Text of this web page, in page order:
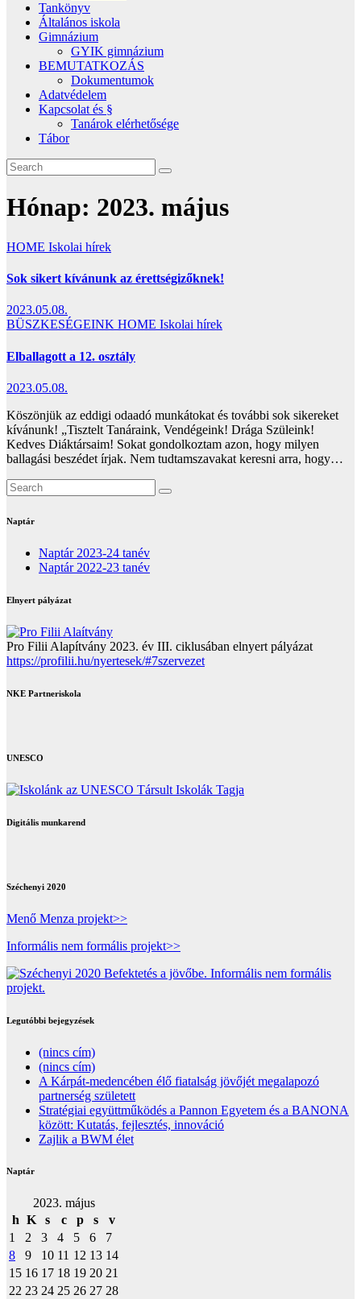
Tankönyv
Általános iskola
Gimnázium
GYIK gimnázium
BEMUTATKOZÁS
Dokumentumok
Adatvédelem
Kapcsolat és §
Tanárok elérhetősége
Tábor
Hónap: 2023. május
HOME Iskolai hírek
Sok sikert kívánunk az érettségizőknek!
2023.05.08.
BÜSZKESÉGEINK HOME Iskolai hírek
Elballagott a 12. osztály
2023.05.08.
Köszönjük az eddigi odaadó munkátokat és további sok sikereket
kívánunk! „Tisztelt Tanáraink, Vendégeink! Drága Szüleink!
Kedves Diáktársaim! Sokat gondolkoztam azon, hogy milyen
ballagási beszédet írjak. Nem tudtamszavakat keresni arra, hogy…
Naptár
Naptár 2023-24 tanév
Naptár 2022-23 tanév
Elnyert pályázat
Pro Filii Alapítvány 2023. év III. ciklusában elnyert pályázat
https://profilii.hu/nyertesek/#7szervezet
NKE Partneriskola
UNESCO
Digitális munkarend
Széchenyi 2020
Menő Menza projekt>>
Informális nem formális projekt>>
Legutóbbi bejegyzések
(nincs cím)
(nincs cím)
A Kárpát-medencében élő fiatalság jövőjét megalapozó
partnerség született
Stratégiai együttműködés a Pannon Egyetem és a BANONA
között: Kutatás, fejlesztés, innováció
Zajlik a BWM élet
Naptár
2023. május
h K s c p s
v
1
2 3 4 5 6
7
8
9 10 11 12 13 14
15 16 17 18 19 20 21
22 23 24 25 26 27 28